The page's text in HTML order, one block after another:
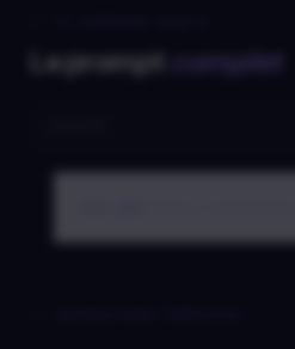
Le prompt complet